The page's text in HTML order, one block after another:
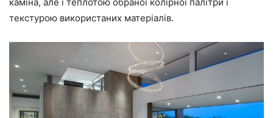
каміна, але і теплотою обраної колірної палітри і
текстурою використаних матеріалів.